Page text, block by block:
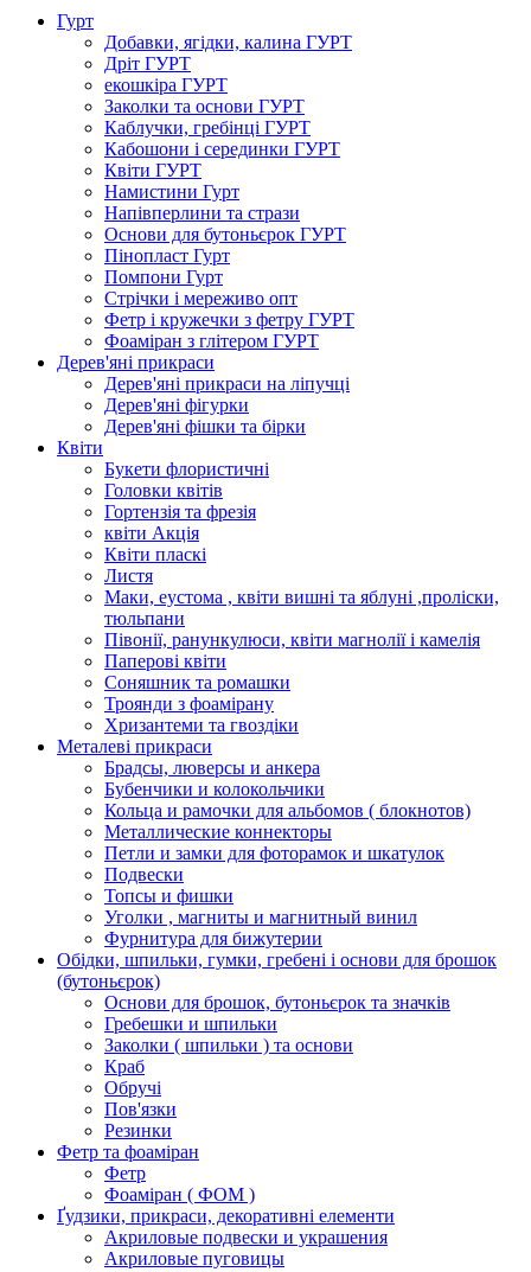
Гурт
Добавки, ягідки, калина ГУРТ
Дріт ГУРТ
екошкіра ГУРТ
Заколки та основи ГУРТ
Каблучки, гребінці ГУРТ
Кабошони і серединки ГУРТ
Квіти ГУРТ
Намистини Гурт
Напівперлини та стрази
Основи для бутоньєрок ГУРТ
Пінопласт Гурт
Помпони Гурт
Стрічки і мереживо опт
Фетр і кружечки з фетру ГУРТ
Фоаміран з глітером ГУРТ
Дерев'яні прикраси
Дерев'яні прикраси на ліпучці
Дерев'яні фігурки
Дерев'яні фішки та бірки
Квіти
Букети флористичні
Головки квітів
Гортензія та фрезія
квіти Акція
Квіти пласкі
Листя
Маки, еустома , квіти вишні та яблуні ,проліски,
тюльпани
Півонії, ранункулюси, квіти магнолії і камелія
Паперові квіти
Соняшник та ромашки
Троянди з фоамірану
Хризантеми та гвоздіки
Металеві прикраси
Брадсы, люверсы и анкера
Бубенчики и колокольчики
Кольца и рамочки для альбомов ( блокнотов)
Металлические коннекторы
Петли и замки для фоторамок и шкатулок
Подвески
Топсы и фишки
Уголки , магниты и магнитный винил
Фурнитура для бижутерии
Обідки, шпильки, гумки, гребені і основи для брошок
(бутоньєрок)
Основи для брошок, бутоньєрок та значків
Гребешки и шпильки
Заколки ( шпильки ) та основи
Краб
Обручі
Пов'язки
Резинки
Фетр та фоаміран
Фетр
Фоаміран ( ФОМ )
Ґудзики, прикраси, декоративні елементи
Акриловые подвески и украшения
Акриловые пуговицы